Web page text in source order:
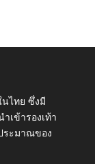
นไทย ซึ่งมี
เข้ารองเท้า
ระมาณของ